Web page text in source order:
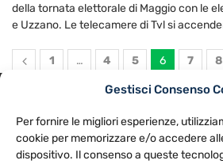
Gestisci Consenso
Per fornire le migliori esperienze,
cookie per memorizzare e/o accedere
dispositivo. Il consenso a queste
della tornata elettorale di Maggio con le
e Uzzano. Le telecamere di Tvl si
1 … 4 5 6 7 8
NOTE LEGALI
CONTATTACI